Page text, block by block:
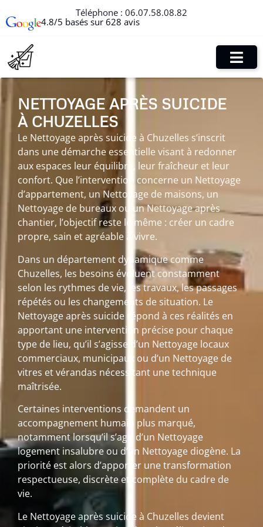
Téléphone : 06.07.58.08.82
4.8/5 basés sur 628 avis
NETTOYAGE APRÈS SUICIDE
À CHUZELLES
Le Nettoyage après suicide à Chuzelles s’inscrit
dans une démarche essentielle visant à redonner
aux espaces leur équilibre, leur fraîcheur et leur
confort. Que l’intervention concerne un Nettoyage
d’appartement, un Nettoyage de maisons, un
Nettoyage de bureaux ou un Nettoyage après
chantier, l’objectif reste le même : créer un cadre
propre, sain et agréable à vivre.
Dans un département dynamique comme
Chuzelles, les besoins évoluent constamment
selon les rythmes de vie, les travaux, les passages
répétés ou les changements de situation. Le
Nettoyage après suicide répond à ces réalités en
apportant une intervention précise pour chaque
type de lieu, qu’il s’agisse d’un Nettoyage locaux
commerciaux, municipaux ou d’un Nettoyage de
vitres et vérandas nécessitant une technique
maîtrisée.
Certaines interventions demandent un
accompagnement humain plus marqué,
notamment lorsqu’il s’agit d’un Nettoyage
logement insalubre ou d’un Nettoyage diogène. La
priorité est alors d’apporter une transformation
respectueuse, discrète et complète du cadre de
vie.
Le Nettoyage après suicide à Chuzelles devient